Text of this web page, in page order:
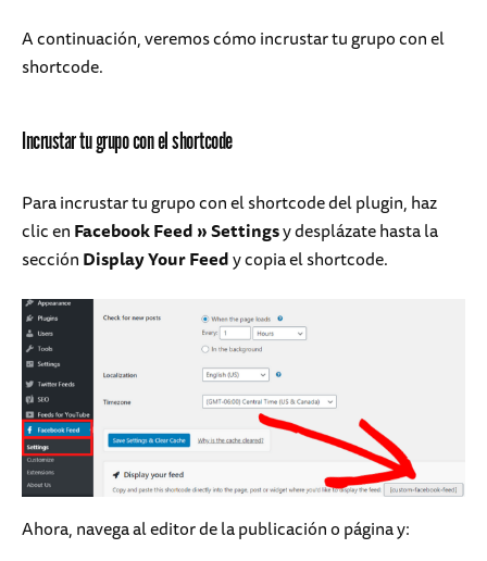
A continuación, veremos cómo incrustar tu grupo con el
shortcode.
Incrustar tu grupo con el shortcode
Para incrustar tu grupo con el shortcode del plugin, haz
clic enFacebook Feed »Settingsy desplázate hasta la
secciónDisplay Your Feedy copia el shortcode.
Ahora, navega al editor de la publicación o página y: